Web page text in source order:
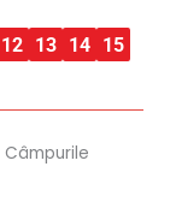
12 13 14 15
Câmpurile